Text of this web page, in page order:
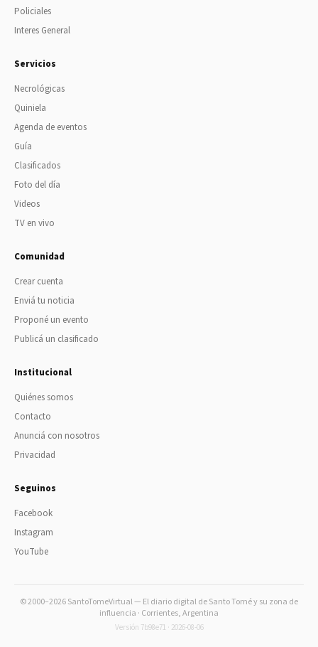
Policiales
Interes General
Servicios
Necrológicas
Quiniela
Agenda de eventos
Guía
Clasificados
Foto del día
Videos
TV en vivo
Comunidad
Crear cuenta
Enviá tu noticia
Proponé un evento
Publicá un clasificado
Institucional
Quiénes somos
Contacto
Anunciá con nosotros
Privacidad
Seguinos
Facebook
Instagram
YouTube
© 2000–2026 SantoTomeVirtual — El diario digital de Santo Tomé y su zona de
influencia · Corrientes, Argentina
Versión 7b98e71 · 2026-08-06